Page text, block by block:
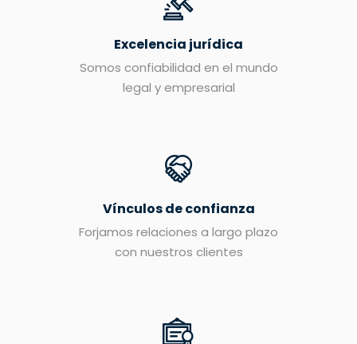
Excelencia jurídica
Somos confiabilidad en el mundo
legal y empresarial
Vínculos de confianza
Forjamos relaciones a largo plazo
con nuestros clientes